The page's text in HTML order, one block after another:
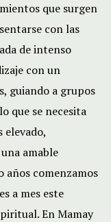
que surgen
con las
de intenso
con un
guiando a grupos
que se necesita
elevado,
amable
años comenzamos
a mes este
En Mamay